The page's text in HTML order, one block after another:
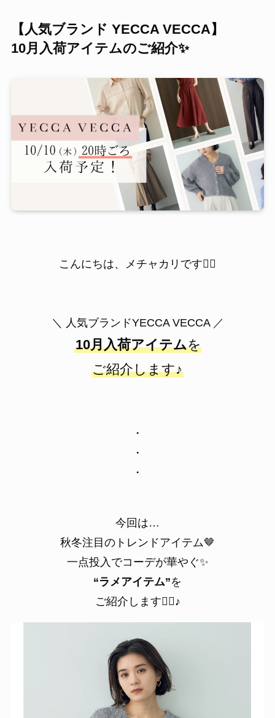
【人気ブランド YECCA VECCA】
10月入荷アイテムのご紹介✨
こんにちは、メチャカリです💁‍♀️
＼ 人気ブランドYECCA VECCA ／
10月入荷アイテムを
ご紹介します♪
・
・
・
今回は…
秋冬注目のトレンドアイテム🤎
一点投入でコーデが華やぐ✨
“ラメアイテム”を
ご紹介します💁‍♀️♪